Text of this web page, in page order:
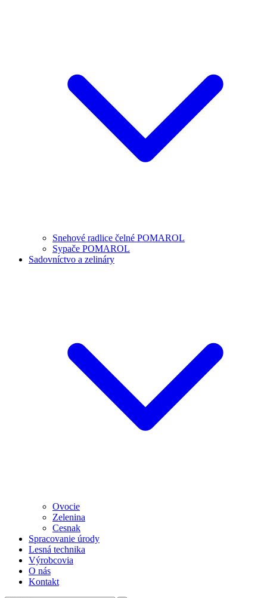
Snehové radlice čelné POMAROL
Sypače POMAROL
Sadovníctvo a zelináry
Ovocie
Zelenina
Cesnak
Spracovanie úrody
Lesná technika
Výrobcovia
O nás
Kontakt